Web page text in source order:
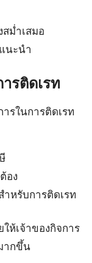
ม่ำเสมอ
นะนำ
รติดเรท
รในการติดเรท
อง
หรับการติดเรท
ห้เจ้าของกิจการ
ากขึ้น